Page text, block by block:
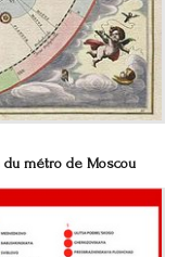
métro de Moscou